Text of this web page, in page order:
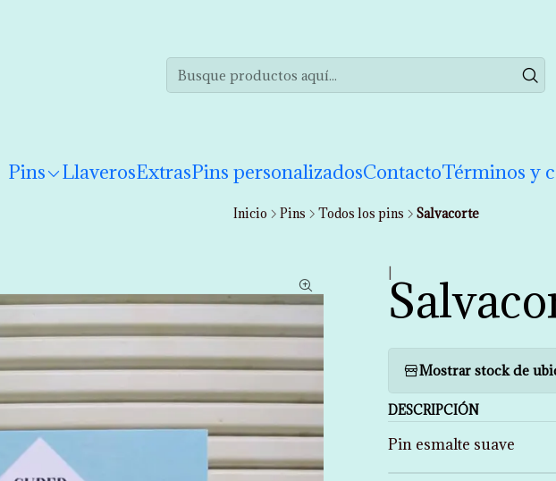
Pins LlaverosExtrasPins personalizadosContactoTérminos y
Inicio Pins Todos los pins Salvacorte
Mostrar stock de
DESCRIPCIÓN
Pin esmalte suave